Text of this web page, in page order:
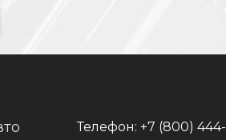
Телефон: +7 (800)